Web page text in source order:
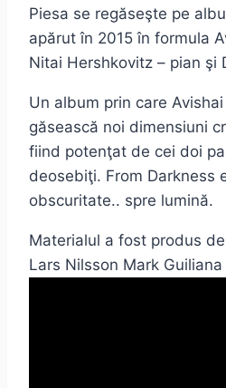
Piesa se regăseşte pe
apărut în 2015 în formula
Nitai Hershkovitz – pian şi
Un album prin care
găsească noi dimensiuni
fiind potenţat de cei doi
deosebiţi. From Darkness
obscuritate.. spre lumină.
Materialul a fost produs
Lars Nilsson Mark